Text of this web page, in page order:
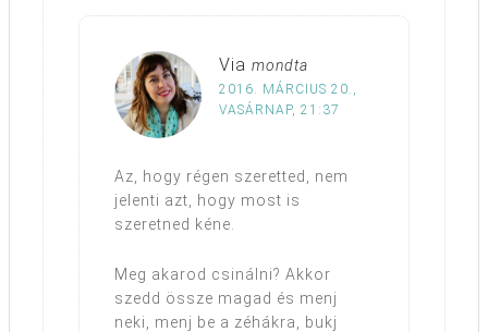
Via mondta
2016. MÁRCIUS 20.,
VASÁRNAP, 21:37
Az, hogy régen szeretted, nem
jelenti azt, hogy most is
szeretned kéne.
Meg akarod csinálni? Akkor
szedd össze magad és menj
neki, menj be a zéhákra, bukj